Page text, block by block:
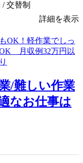
交替制
詳細を表示
/難しい作業
なお仕事は